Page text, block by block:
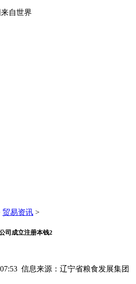
自世界
贸易资讯 >
司成立注册本钱2
信息来源：辽宁省粮食发展集团